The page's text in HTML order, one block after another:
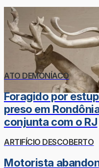
ATO DEMONÍACO
Foragido por
preso em
conjunta com o RJ
ARTIFÍCIO DESCOBERTO
Motorista